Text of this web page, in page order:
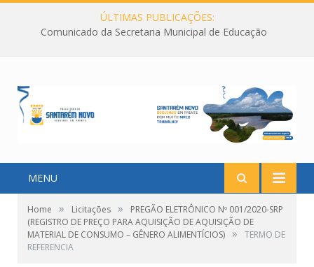
ÚLTIMAS PUBLICAÇÕES:
Comunicado da Secretaria Municipal de Educação
MENU
Home » Licitações »
PREGÃO ELETRÔNICO Nº 001/2020-SRP
(REGISTRO DE PREÇO PARA AQUISIÇÃO DE AQUISIÇÃO DE
MATERIAL DE CONSUMO – GÊNERO ALIMENTÍCIOS) »
TERMO DE
REFERENCIA